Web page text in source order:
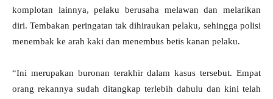
komplotan lainnya, pelaku berusaha melawan dan melarikan
diri. Tembakan peringatan tak dihiraukan pelaku, sehingga polisi
menembak ke arah kaki dan menembus betis kanan pelaku.
“Ini merupakan buronan terakhir dalam kasus tersebut. Empat
orang rekannya sudah ditangkap terlebih dahulu dan kini telah